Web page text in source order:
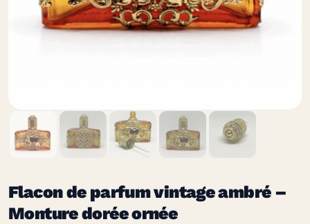
Flacon de parfum vintage ambré –
Monture dorée ornée